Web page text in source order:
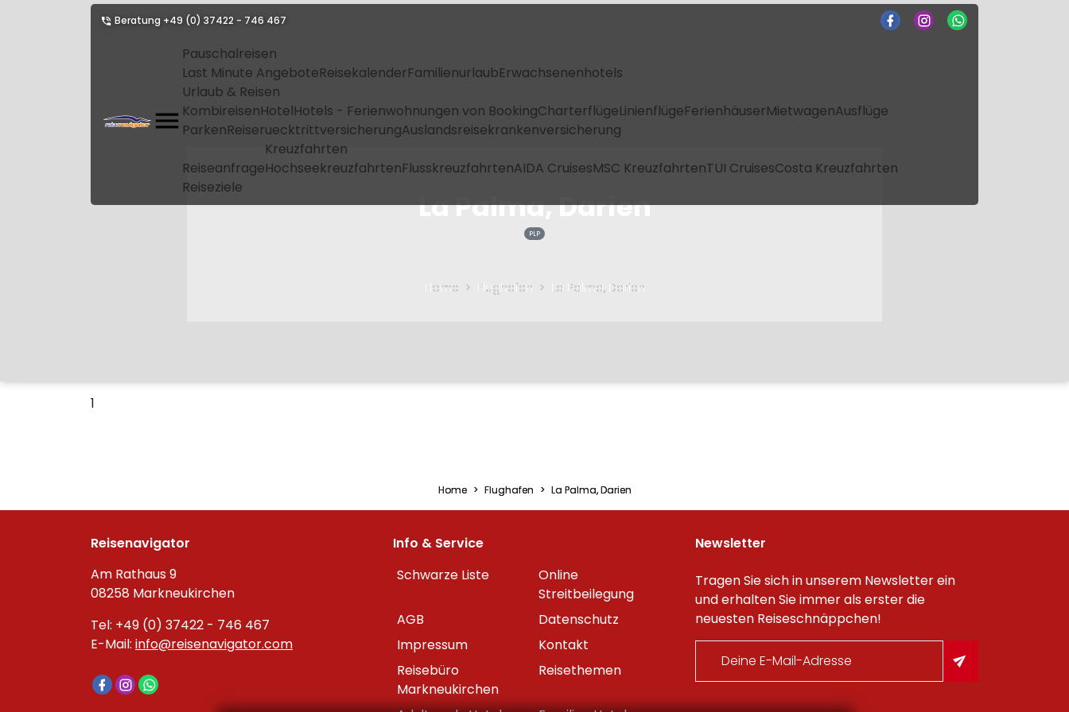
Beratung +49 (0) 37422 - 746 467
Pauschalreisen
Last Minute AngeboteReisekalenderFamilienurlaubErwachsenenhotels
Urlaub & Reisen
KombireisenHotelHotels - Ferienwohnungen von BookingCharterflügeLinienflügeFerienhäuserMietwagenAusflüge
ParkenReiseruecktrittversicherungAuslandsreisekrankenversicherung
Reiseanfrage
Kreuzfahrten
HochseekreuzfahrtenFlusskreuzfahrtenAIDA CruisesMSC KreuzfahrtenTUI CruisesCosta Kreuzfahrten
Reiseziele
La Palma, Darien
PLP
Home Flughafen La Palma, Darien
1
Home Flughafen La Palma, Darien
Reisenavigator
Am Rathaus 9
08258 Markneukirchen
Tel: +49 (0) 37422 - 746 467
E-Mail: info@reisenavigator.com
Info & Service
Schwarze Liste
Online
Streitbeilegung
AGB
Datenschutz
Impressum
Kontakt
Reisebüro
Markneukirchen
Reisethemen
Newsletter
Tragen Sie sich in unserem Newsletter ein
und erhalten Sie immer als erster die
neuesten Reiseschnäppchen!